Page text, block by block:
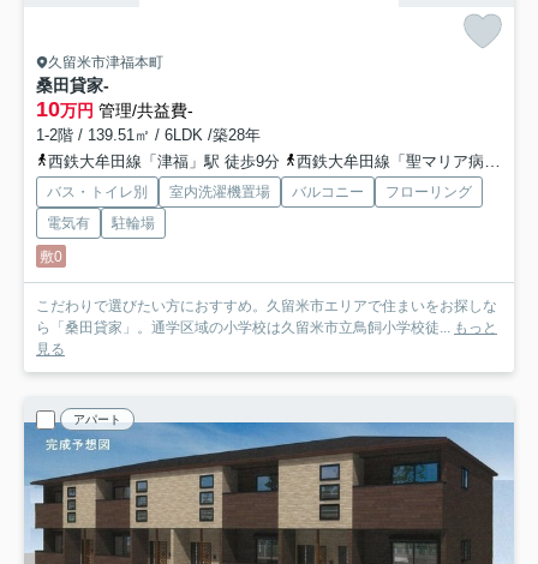
久留米市津福本町
桑田貸家-
10万円 管理/共益費-
1-2階 / 139.51㎡ / 6LDK /築28年
西鉄大牟田線「津福」駅 徒歩9分
西鉄大牟田線「聖マリア病院前」駅 徒歩16分
バス・トイレ別 室内洗濯機置場 バルコニー
フローリング
電気有
駐輪場
敷0
こだわりで選びたい方におすすめ。久留米市エリアで住まいをお探しな
ら「桑田貸家」。通学区域の小学校は久留米市立鳥飼小学校徒...
もっと
見る
アパート